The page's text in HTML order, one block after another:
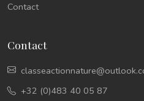
Contact
Contact
+32 (0)483 40 05 87